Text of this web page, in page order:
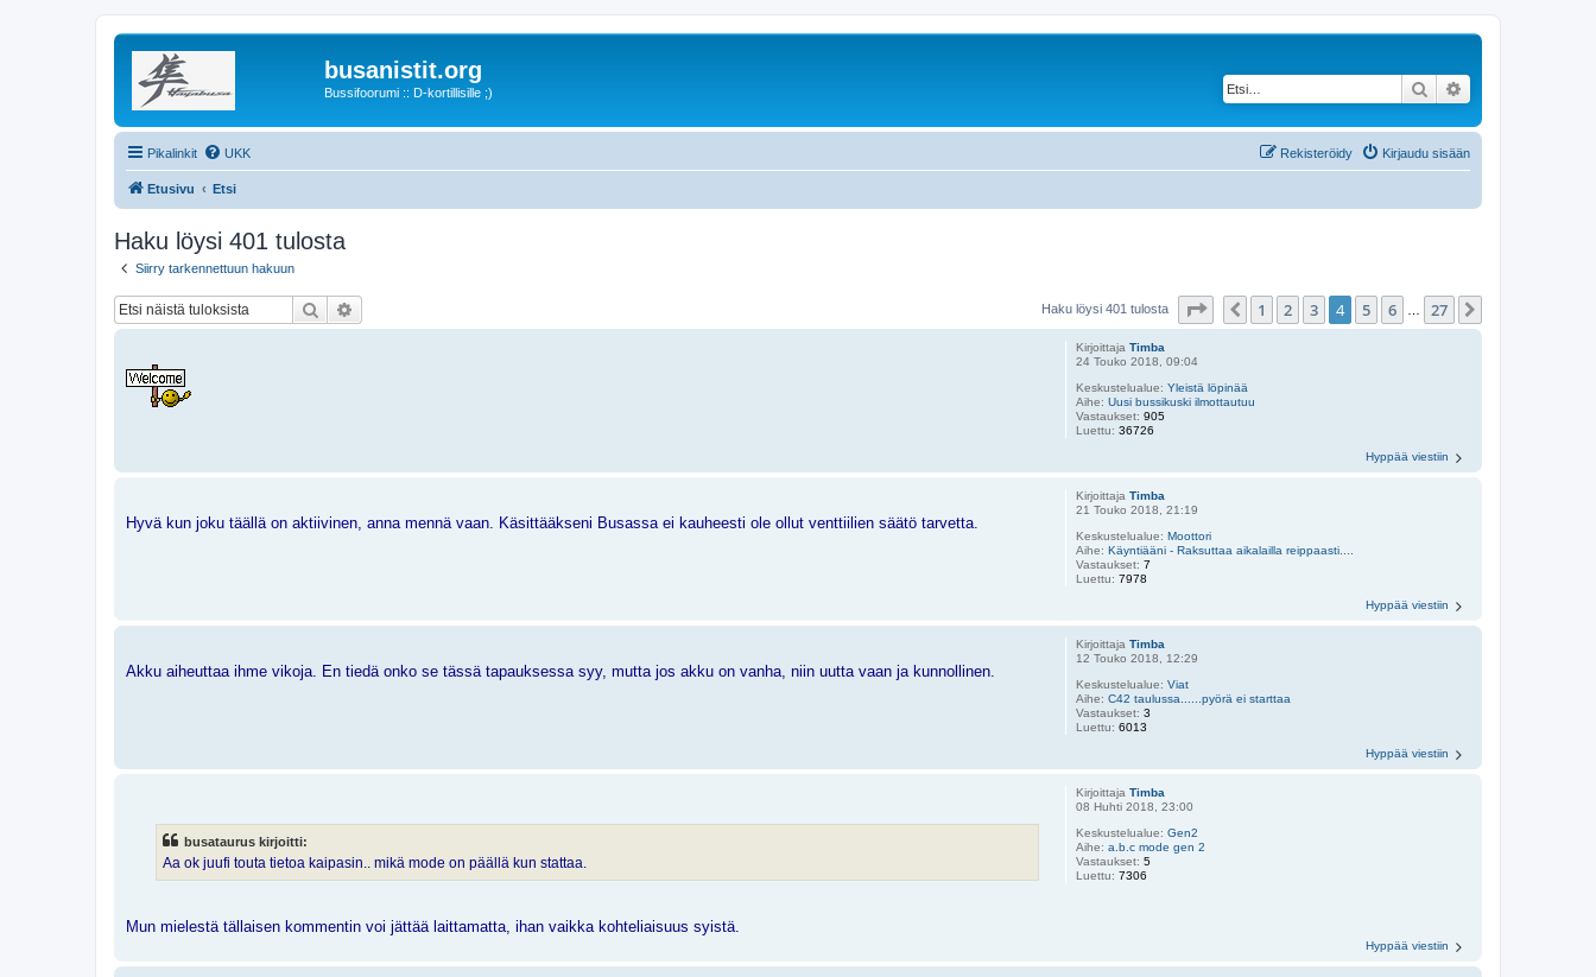
busanistit.org
Bussifoorumi :: D-kortillisille ;) Etsi
Pikalinkit UKK Kirjaudu sisään
Rekisteröidy
Etusivu Etsi
Haku löysi 401 tulosta
Siirry tarkennettuun hakuun
Etsi Haku löysi 401 tulosta Sivu 27Edellinen
1 2 3 4 5 6 27
KirjoittajaTimba
24 Touko 2018, 09:04
Keskustelualue:Yleistä löpinää
Aihe:Uusi bussikuski ilmottautuu
Vastaukset:905
Luettu:36726
Hyppää viestiin
KirjoittajaTimba
21 Touko 2018, 21:19
Keskustelualue:Moottori
Aihe:Käyntiääni - Raksuttaa aikalailla reippaasti....
Vastaukset:7
Luettu:7978
Hyvä kun joku täällä on aktiivinen, anna mennä vaan. Käsittääkseni Busassa ei kauheesti ole ollut venttiilien säätö tarvetta.
Hyppää viestiin
KirjoittajaTimba
12 Touko 2018, 12:29
Keskustelualue:Viat
Aihe:C42 taulussa......pyörä ei starttaa
Vastaukset:3
Luettu:6013
Akku aiheuttaa ihme vikoja. En tiedä onko se tässä tapauksessa syy, mutta jos akku on vanha, niin uutta vaan ja kunnollinen.
Hyppää viestiin
KirjoittajaTimba
08 Huhti 2018, 23:00
Keskustelualue:Gen2
Aihe:a.b.c mode gen 2
Vastaukset:5
Luettu:7306
busataurus kirjoitti:
Aa ok juufi touta tietoa kaipasin.. mikä mode on päällä kun stattaa.
Mun mielestä tällaisen kommentin voi jättää laittamatta, ihan vaikka kohteliaisuus syistä.
Hyppää viestiin